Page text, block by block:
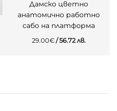
Дамско цветно
анатомично работно
сабо на платформа
29.00€/ 56.72 лв.